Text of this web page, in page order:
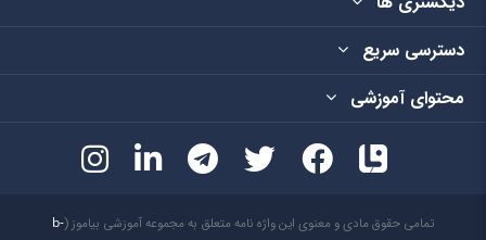
دسترسی سریع
محتوای آموزشی
تمامی حقوق مادی و معنوی این واژه نامه متعلق به مجموعه آموزشی بیاموز (b-